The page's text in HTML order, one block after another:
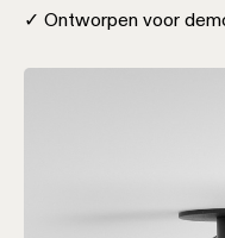
✓ Ontworpen voor